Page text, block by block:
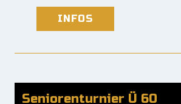
INFOS
Seniorenturnier Ü 60